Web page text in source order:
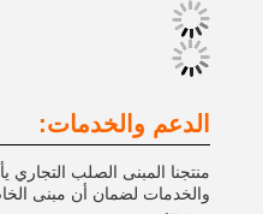
الدعم والخدمات:
منتجنا المبنى الصلب التجاري
والخدمات لضمان أن مبنى